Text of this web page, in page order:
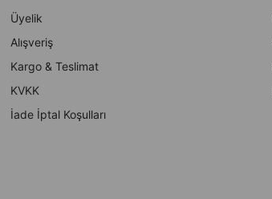
Üyelik
Alışveriş
Kargo & Teslimat
KVKK
İade İptal Koşulları